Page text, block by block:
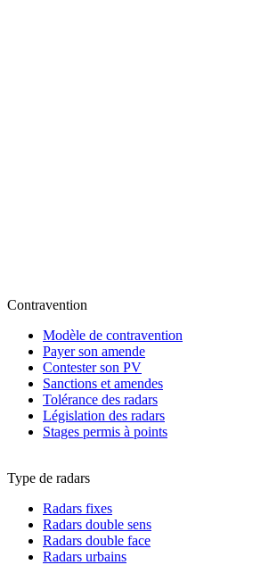
Contravention
Modèle de contravention
Payer son amende
Contester son PV
Sanctions et amendes
Tolérance des radars
Législation des radars
Stages permis à points
Type de radars
Radars fixes
Radars double sens
Radars double face
Radars urbains